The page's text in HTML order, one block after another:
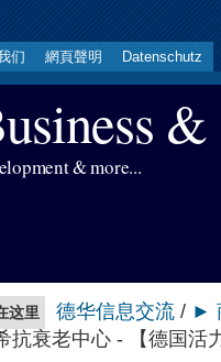
们 網頁聲明 Datenschutz
& more...
这里 德华信息交流 / ►
抗衰老中心 - 【德国活